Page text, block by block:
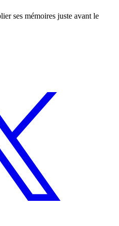
ses mémoires juste avant le